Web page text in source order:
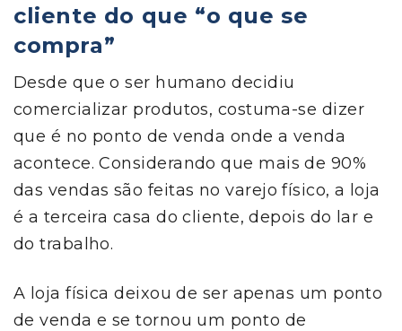
cliente do que “o que se
compra”
Desde que o ser humano decidiu
comercializar produtos, costuma-se dizer
que é no ponto de venda onde a venda
acontece. Considerando que mais de 90%
das vendas são feitas no varejo físico, a loja
é a terceira casa do cliente, depois do lar e
do trabalho.
A loja física deixou de ser apenas um ponto
de venda e se tornou um ponto de